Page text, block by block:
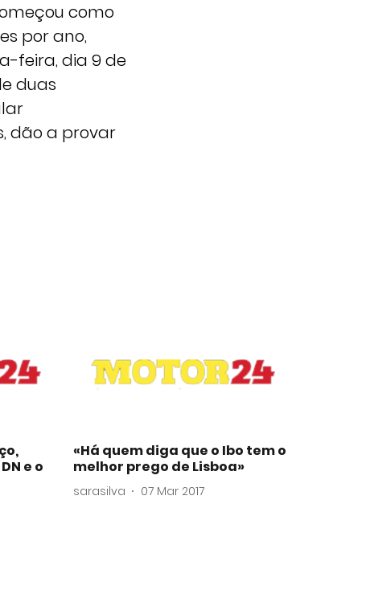
como
por ano,
feira, dia 9 de
duas
dão a provar
e o
«Há quem diga que o Ibo tem o
melhor prego de Lisboa»
sarasilva 07 Mar 2017